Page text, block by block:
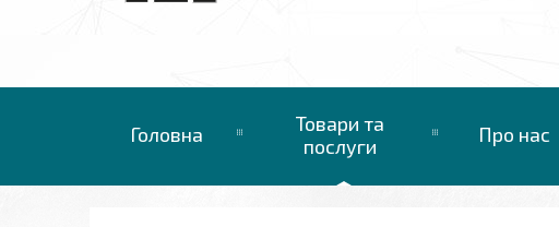
Головна
Товари та
послуги
Про нас